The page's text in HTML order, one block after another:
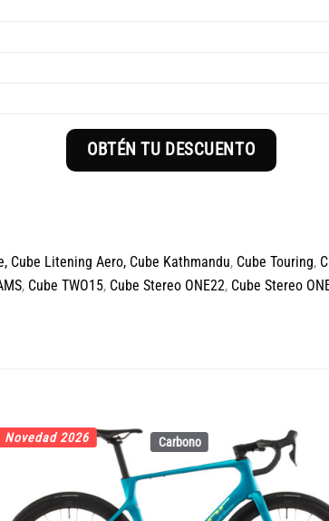
OBTÉN TU DESCUENTO
, Cube Litening Aero, Cube Kathmandu, Cube Touring,
, Cube TWO15, Cube Stereo ONE22, Cube Stereo
Carbono
Novedad 2026